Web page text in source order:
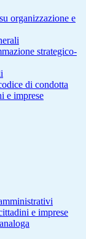
organizzazione e
strategico-
di condotta
e imprese
e imprese